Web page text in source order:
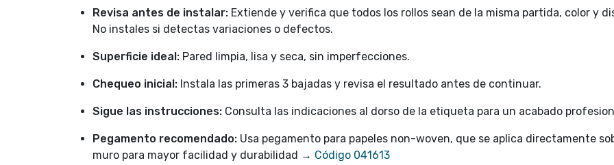
Revisa antes de instalar: Extiende y verifica que todos los rollos sean de la misma partida, color y
No instales si detectas variaciones o defectos.
Superficie ideal: Pared limpia, lisa y seca, sin imperfecciones.
Chequeo inicial: Instala las primeras 3 bajadas y revisa el resultado antes de continuar.
Sigue las instrucciones: Consulta las indicaciones al dorso de la etiqueta para un acabado
Pegamento recomendado: Usa pegamento para papeles non-woven, que se aplica directamente
muro para mayor facilidad y durabilidad → Código 041613